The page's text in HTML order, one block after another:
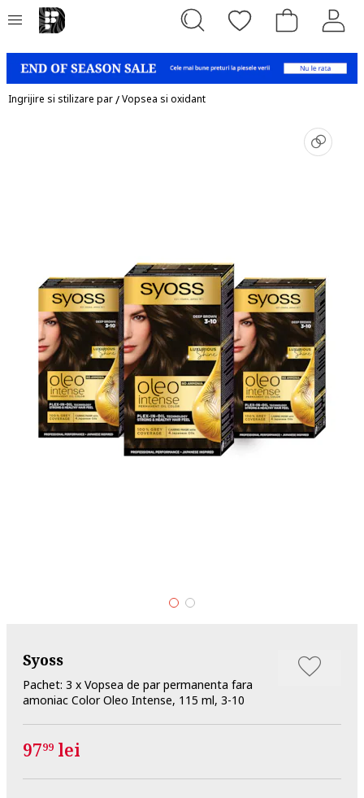
Ingrijire si stilizare par/Vopsea si oxidant
Syoss
Pachet: 3 x Vopsea de par permanenta fara
amoniac Color Oleo Intense, 115 ml, 3-10
9799 lei